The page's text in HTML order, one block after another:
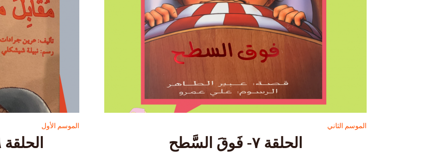
الموسم الثاني
الحلقة ٧- فَوقَ السَّطح
الموسم الأول
الحلقة ٢٦ – بركانٌ مُقابلَ مَنزلي